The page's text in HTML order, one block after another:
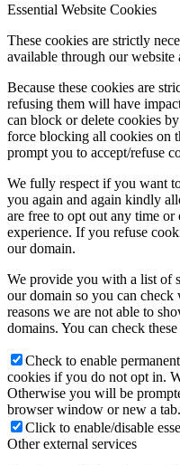
Essential Website Cookies
These cookies are strictly
available through our website
Because these cookies are
refusing them will have
can block or delete cookies
force blocking all cookies on
prompt you to accept/refuse
We fully respect if you want
you again and again kindly
are free to opt out any time
experience. If you refuse
our domain.
We provide you with a list of
our domain so you can
reasons we are not able to
domains. You can check
Check to enable
cookies if you do not opt in.
Otherwise you will be
browser window or new a tab.
Click to enable/disable
Other external services